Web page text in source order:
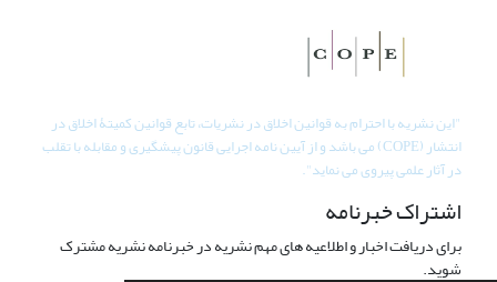
"این نشریه با احترام به قوانین اخلاق در نشریات، تابع قوانین کمیتۀ اخلاق در
انتشار (COPE) می باشد و از آیین نامه اجرایی قانون پیشگیری و مقابله با تقلب
در آثار علمی پیروی می نماید".
اشتراک خبرنامه
برای دریافت اخبار و اطلاعیه های مهم نشریه در خبرنامه نشریه مشترک
شوید.